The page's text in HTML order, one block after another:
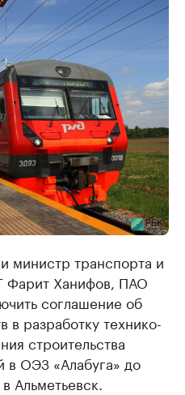
министр транспорта и
Фарит Ханифов, ПАО
соглашение об
в разработку технико-
строительства
в ОЭЗ «Алабуга» до
Альметьевск.